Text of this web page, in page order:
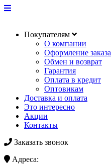
Покупателям
О компании
Оформление заказа
Обмен и возврат
Гарантия
Оплата в кредит
Оптовикам
Доставка и оплата
Это интересно
Акции
Контакты
Заказать звонок
Адреса: